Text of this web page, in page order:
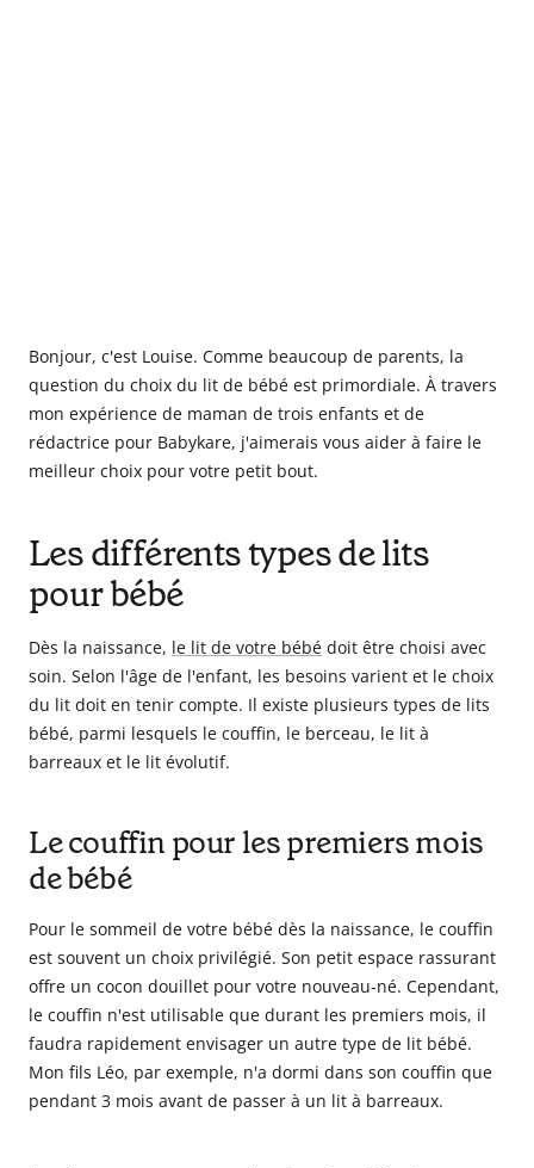
Bonjour, c'est Louise. Comme beaucoup de parents, la
question du choix du lit de bébé est primordiale. À travers
mon expérience de maman de trois enfants et de
rédactrice pour Babykare, j'aimerais vous aider à faire le
meilleur choix pour votre petit bout.
Les différents types de lits
pour bébé
Dès la naissance, le lit de votre bébé doit être choisi avec
soin. Selon l'âge de l'enfant, les besoins varient et le choix
du lit doit en tenir compte. Il existe plusieurs types de lits
bébé, parmi lesquels le couffin, le berceau, le lit à
barreaux et le lit évolutif.
Le couffin pour les premiers mois
de bébé
Pour le sommeil de votre bébé dès la naissance, le couffin
est souvent un choix privilégié. Son petit espace rassurant
offre un cocon douillet pour votre nouveau-né. Cependant,
le couffin n'est utilisable que durant les premiers mois, il
faudra rapidement envisager un autre type de lit bébé.
Mon fils Léo, par exemple, n'a dormi dans son couffin que
pendant 3 mois avant de passer à un lit à barreaux.